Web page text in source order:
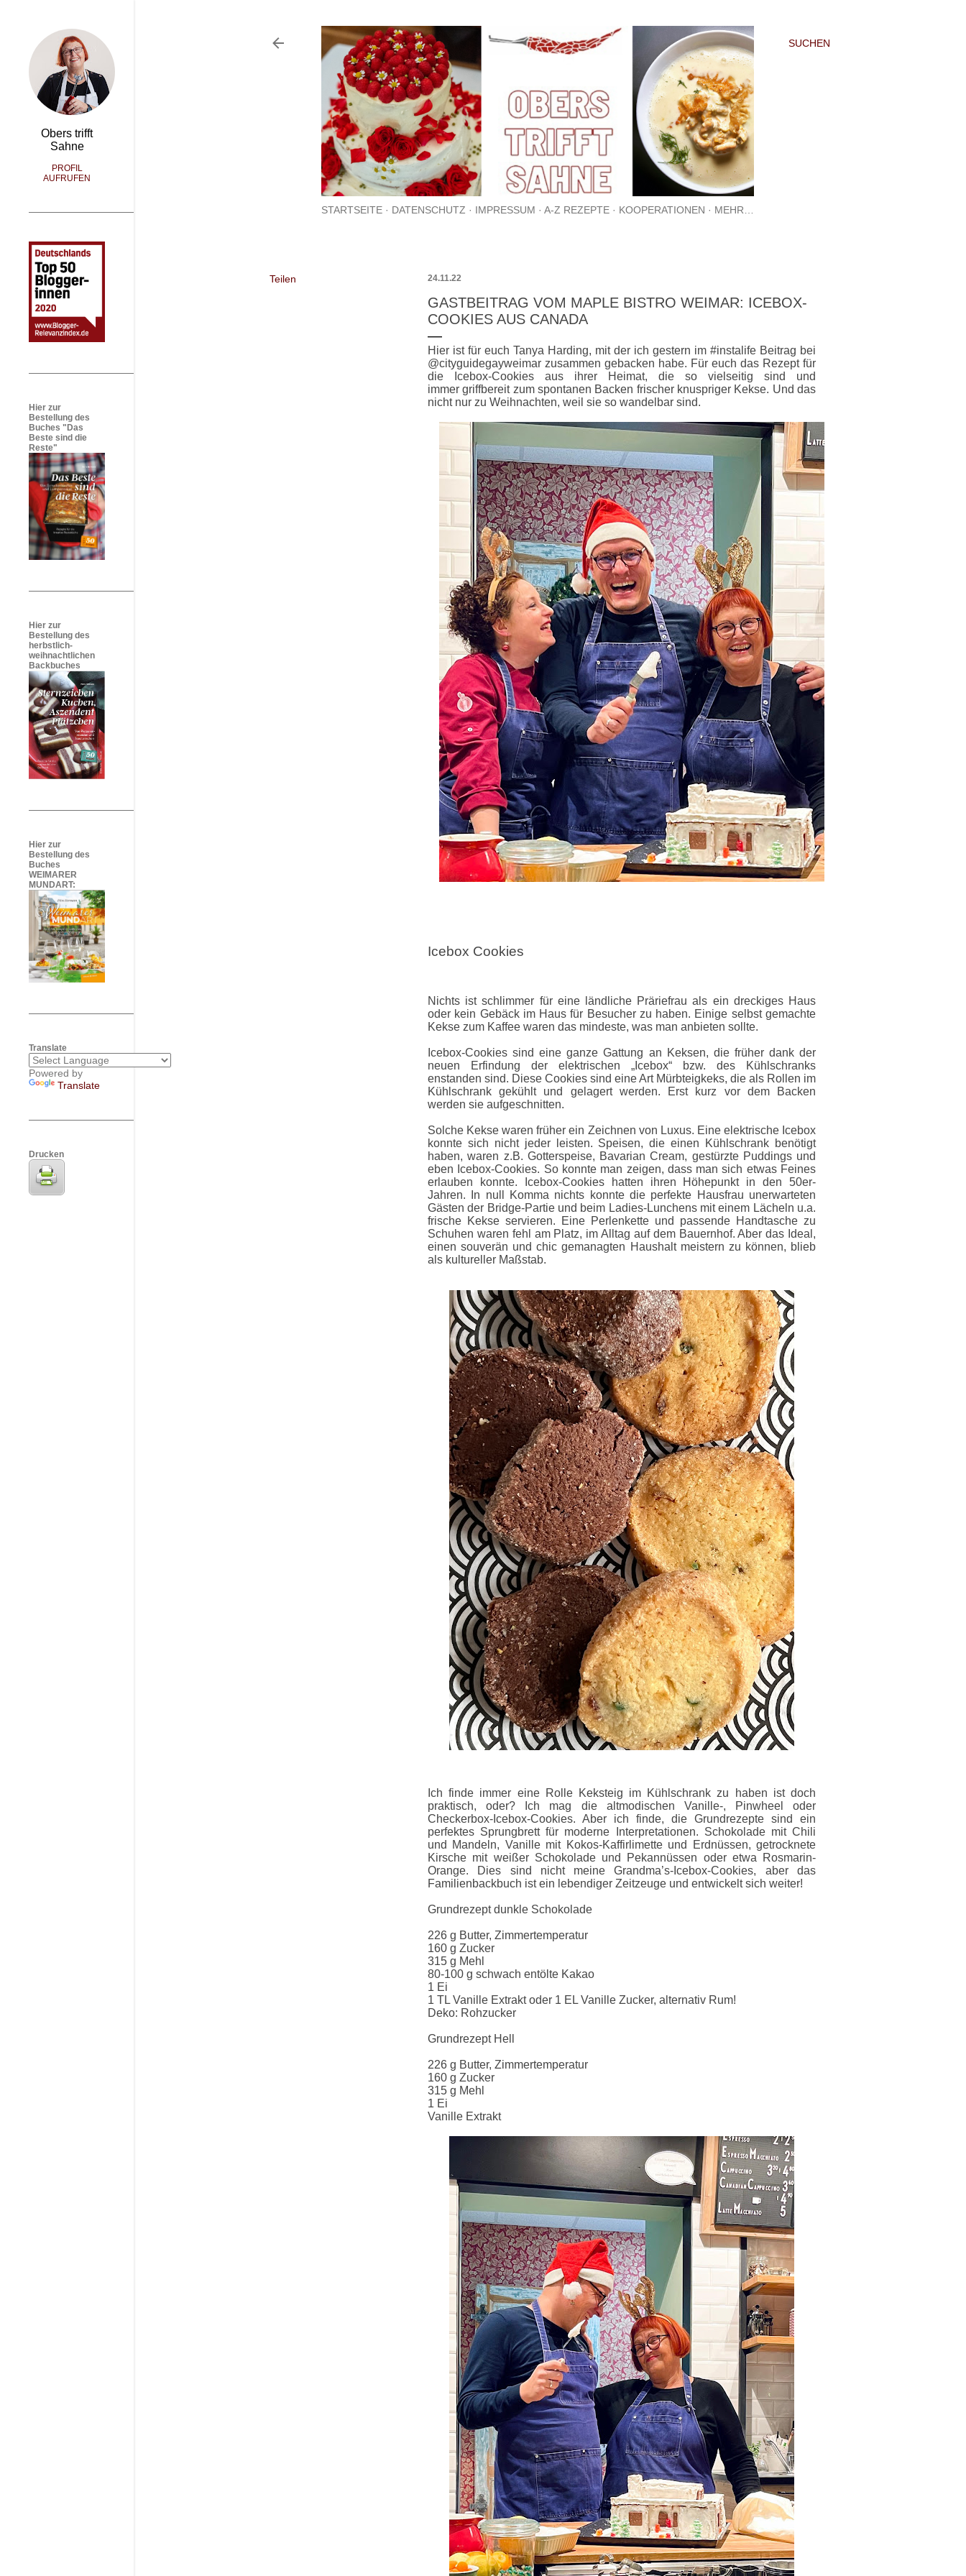
SUCHEN
STARTSEITE DATENSCHUTZ IMPRESSUM A-Z REZEPTE KOOPERATIONEN MEHR…
Teilen 24.11.22
GASTBEITRAG VOM MAPLE BISTRO WEIMAR: ICEBOX-
COOKIES AUS CANADA
Hier ist für euch Tanya Harding, mit der ich gestern im #instalife Beitrag bei
@cityguidegayweimar zusammen gebacken habe. Für euch das Rezept für
die Icebox-Cookies aus ihrer Heimat, die so vielseitig sind und
immer griffbereit zum spontanen Backen frischer knuspriger Kekse. Und das
nicht nur zu Weihnachten, weil sie so wandelbar sind.
Icebox Cookies
Nichts ist schlimmer für eine ländliche Präriefrau als ein dreckiges Haus
oder kein Gebäck im Haus für Besucher zu haben. Einige selbst gemachte
Kekse zum Kaffee waren das mindeste, was man anbieten sollte.
Icebox-Cookies sind eine ganze Gattung an Keksen, die früher dank der
neuen Erfindung der elektrischen „Icebox“ bzw. des Kühlschranks
enstanden sind. Diese Cookies sind eine Art Mürbteigkeks, die als Rollen im
Kühlschrank gekühlt und gelagert werden. Erst kurz vor dem Backen
werden sie aufgeschnitten.
Solche Kekse waren früher ein Zeichnen von Luxus. Eine elektrische Icebox
konnte sich nicht jeder leisten. Speisen, die einen Kühlschrank benötigt
haben, waren z.B. Gotterspeise, Bavarian Cream, gestürzte Puddings und
eben Icebox-Cookies. So konnte man zeigen, dass man sich etwas Feines
erlauben konnte. Icebox-Cookies hatten ihren Höhepunkt in den 50er-
Jahren. In null Komma nichts konnte die perfekte Hausfrau unerwarteten
Gästen der Bridge-Partie und beim Ladies-Lunchens mit einem Lächeln u.a.
frische Kekse servieren. Eine Perlenkette und passende Handtasche zu
Schuhen waren fehl am Platz, im Alltag auf dem Bauernhof. Aber das Ideal,
einen souverän und chic gemanagten Haushalt meistern zu können, blieb
als kultureller Maßstab.
Ich finde immer eine Rolle Keksteig im Kühlschrank zu haben ist doch
praktisch, oder? Ich mag die altmodischen Vanille-, Pinwheel oder
Checkerbox-Icebox-Cookies. Aber ich finde, die Grundrezepte sind ein
perfektes Sprungbrett für moderne Interpretationen. Schokolade mit Chili
und Mandeln, Vanille mit Kokos-Kaffirlimette und Erdnüssen, getrocknete
Kirsche mit weißer Schokolade und Pekannüssen oder etwa Rosmarin-
Orange. Dies sind nicht meine Grandma’s-Icebox-Cookies, aber das
Familienbackbuch ist ein lebendiger Zeitzeuge und entwickelt sich weiter!
Grundrezept dunkle Schokolade
226 g Butter, Zimmertemperatur
160 g Zucker
315 g Mehl
80-100 g schwach entölte Kakao
1 Ei
1 TL Vanille Extrakt oder 1 EL Vanille Zucker, alternativ Rum!
Deko: Rohzucker
Grundrezept Hell
226 g Butter, Zimmertemperatur
160 g Zucker
315 g Mehl
1 Ei
Vanille Extrakt
Obers trifft
Sahne
PROFIL
AUFRUFEN
Hier zur
Bestellung des
Buches "Das
Beste sind die
Reste"
Hier zur
Bestellung des
herbstlich-
weihnachtlichen
Backbuches
Hier zur
Bestellung des
Buches
WEIMARER
MUNDART:
Translate
Powered by
Translate
Drucken